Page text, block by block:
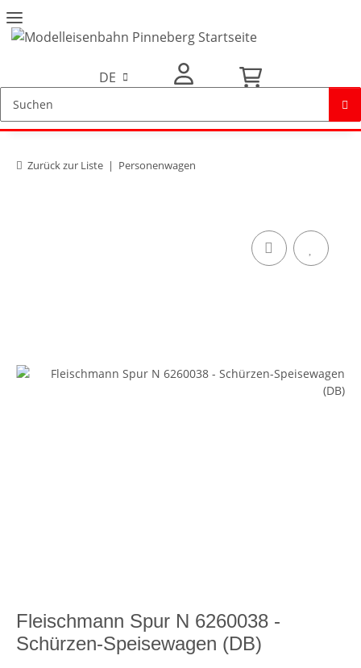
DE
Zurück zur Liste Personenwagen
Fleischmann Spur N 6260038 -
Schürzen-Speisewagen (DB)